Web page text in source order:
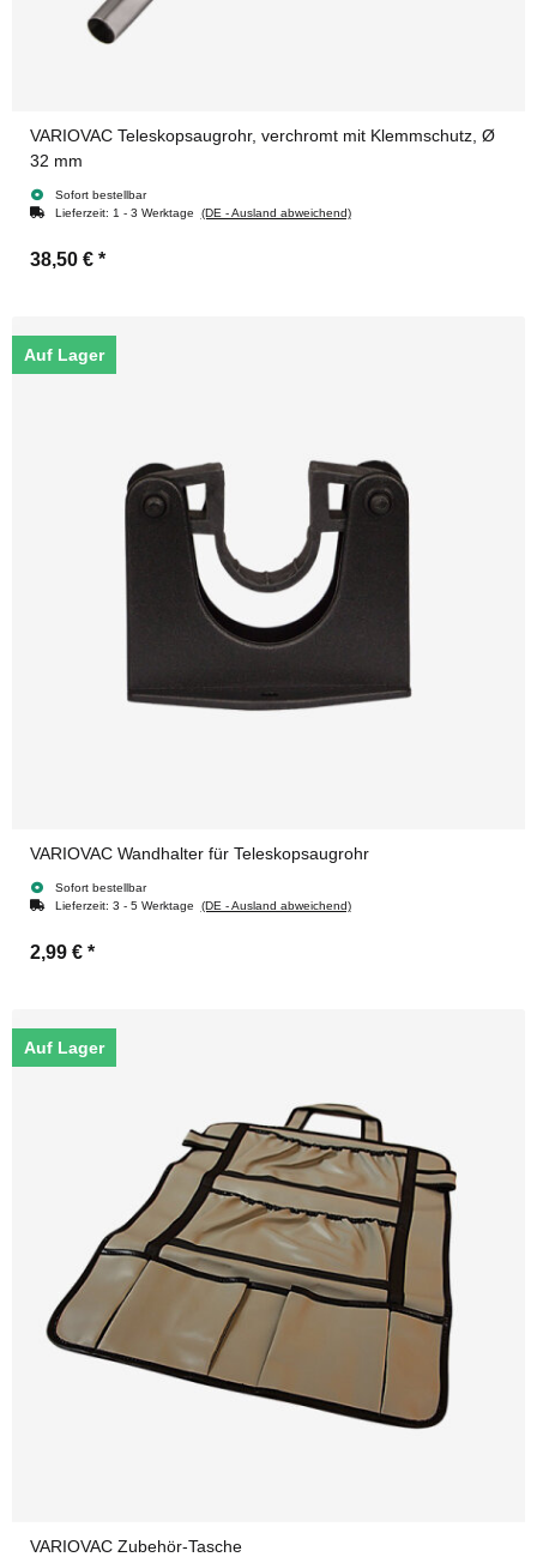
VARIOVAC Teleskopsaugrohr, verchromt mit Klemmschutz, Ø
32 mm
Sofort bestellbar
Lieferzeit: 1 - 3 Werktage (DE - Ausland abweichend)
38,50 € *
Auf Lager
VARIOVAC Wandhalter für Teleskopsaugrohr
Sofort bestellbar
Lieferzeit: 3 - 5 Werktage (DE - Ausland abweichend)
2,99 € *
Auf Lager
VARIOVAC Zubehör-Tasche